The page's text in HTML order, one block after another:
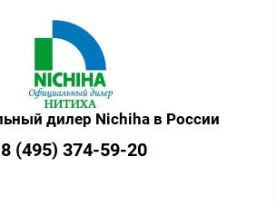
дилер Nichiha в России
8 (495) 374-59-20